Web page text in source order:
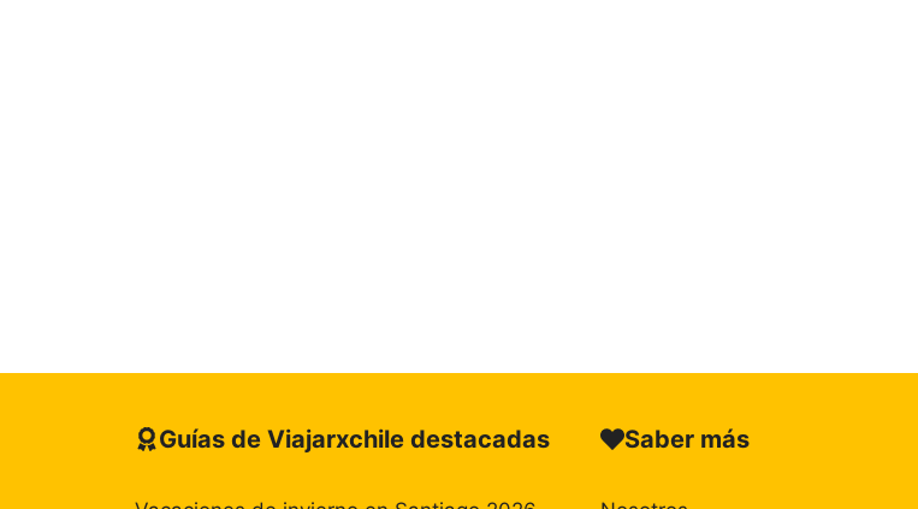
Guías de Viajarxchile destacadas Saber más